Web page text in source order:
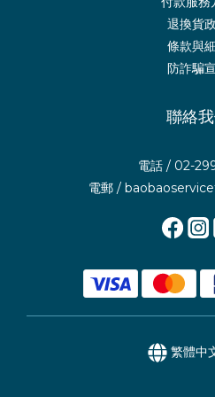
退換貨
條款與
防詐騙
聯絡
電話 / 02-
電郵 /
繁體中